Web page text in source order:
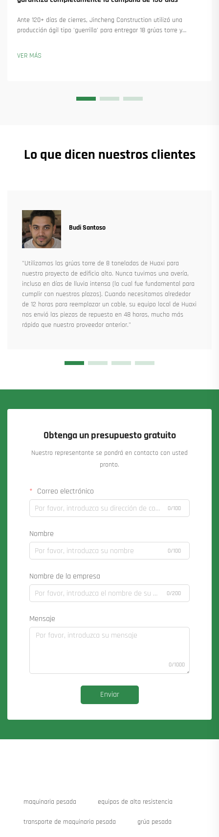
Ante 120+ días de cierres, Jincheng Construction utilizó una
producción ágil tipo 'guerrilla' para entregar 18 grúas torre y
la producción en marcha. Obtenga más información.
VER MÁS
Lo que dicen nuestros clientes
Budi Santoso
"Utilizamos las grúas torre de 8 toneladas de Huaxi para
nuestro proyecto de edificio alto. Nunca tuvimos una avería,
incluso en días de lluvia intensa (lo cual fue fundamental para
cumplir con nuestros plazos). Cuando necesitamos alrededor
de 12 horas para reemplazar un cable, su equipo local de Huaxi
nos envió las piezas de repuesto en 48 horas, mucho más
rápido que nuestro proveedor anterior."
Obtenga un presupuesto gratuito
Nuestro representante se pondrá en contacto con usted
pronto.
Correo electrónico
0/100
Nombre
0/100
Nombre de la empresa
0/200
Mensaje
0/1000
Enviar
maquinaria pesada equipos de alta resistencia
transporte de maquinaria pesada grúa pesada